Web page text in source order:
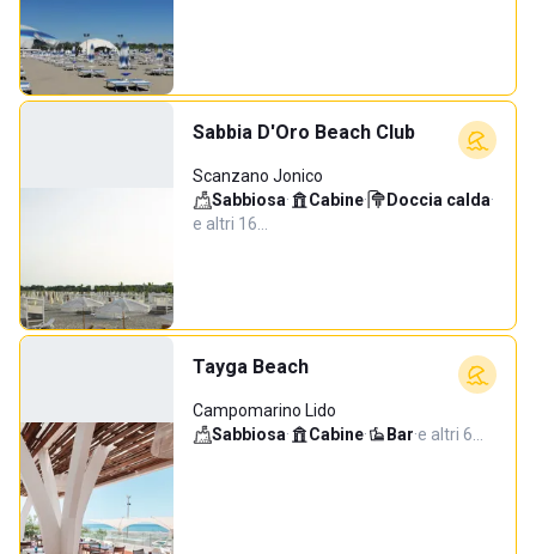
Sabbia D'Oro Beach Club
Scanzano Jonico
Sabbiosa· Cabine· Doccia calda·
e altri 16…
Tayga Beach
Campomarino Lido
Sabbiosa· Cabine· Bar·e altri 6…